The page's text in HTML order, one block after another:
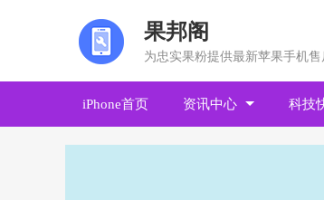
果邦阁
为忠实果粉提供最新苹果手机
iPhone首页 资讯中心 科技